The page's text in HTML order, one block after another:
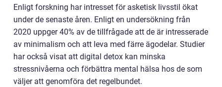
Enligt forskning har intresset för asketisk livsstil ökat
under de senaste åren. Enligt en undersökning från
2020 uppger 40% av de tillfrågade att de är intresserade
av minimalism och att leva med färre ägodelar. Studier
har också visat att digital detox kan minska
stressnivåerna och förbättra mental hälsa hos de som
väljer att genomföra det regelbundet.